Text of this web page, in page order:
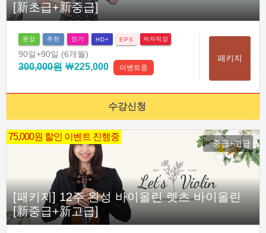
[新초급+新중급]
완강 추천 인기 HD+ EPS 저자직강
90일+90일 (6개월)
300,000원￦225,000 이벤트중
패키지
수강신청
75,000원 할인 이벤트 진행중
중급+고급
[패키지] 12주 완성 바이올린 렛츠 바이올린
[新중급+新고급]